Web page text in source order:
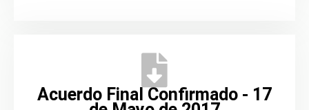
Acuerdo Final Confirmado - 17